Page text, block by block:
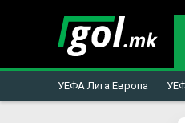
УЕФА Лига Европа